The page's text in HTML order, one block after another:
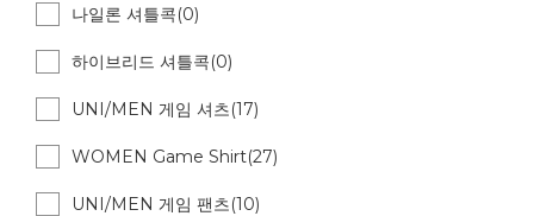
나일론 셔틀콕(0)
하이브리드 셔틀콕(0)
UNI/MEN 게임 셔츠(17)
WOMEN Game Shirt(27)
UNI/MEN 게임 팬츠(10)